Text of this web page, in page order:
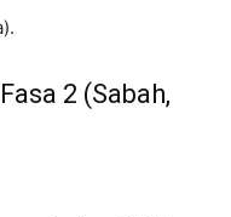
2 (Sabah,